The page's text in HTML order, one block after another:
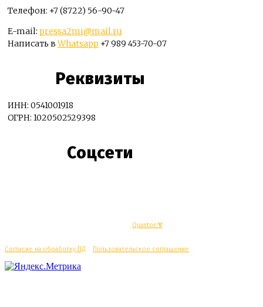
Телефон: +7 (8722) 56-90-47
E-mail: pressa2mi@mail.ru
Написать вWhatsapp +7 989 453-70-07
Реквизиты
ИНН: 0541001918
ОГРН: 1020502529398
Соцсети
Quantor-∀
Согласие на обработку ПД Пользовательское соглашение